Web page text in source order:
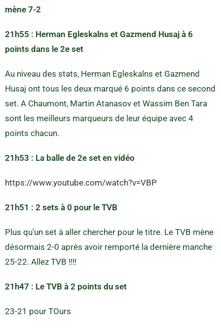
mène 7-2
21h55 : Herman Egleskalns et Gazmend Husaj à 6
points dans le 2e set
Au niveau des stats, Herman Egleskalns et Gazmend
Husaj ont tous les deux marqué 6 points dans ce second
set. A Chaumont, Martin Atanasov et Wassim Ben Tara
sont les meilleurs marqueurs de leur équipe avec 4
points chacun.
21h53 : La balle de 2e set en vidéo
https://www.youtube.com/watch?v=VBP
21h51 : 2 sets à 0 pour le TVB
Plus qu’un set à aller chercher pour le titre. Le TVB mène
désormais 2-0 après avoir remporté la dernière manche
25-22. Allez TVB !!!!
21h47 : Le TVB à 2 points du set
23-21 pour TOurs